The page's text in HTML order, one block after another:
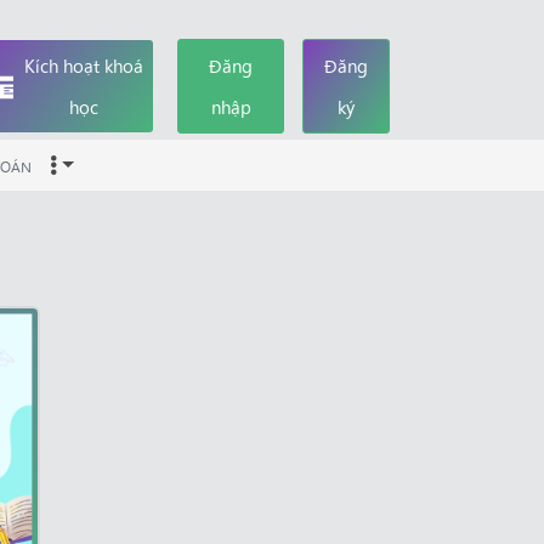
Kích hoạt khoá
học
Đăng
nhập
Đăng
ký